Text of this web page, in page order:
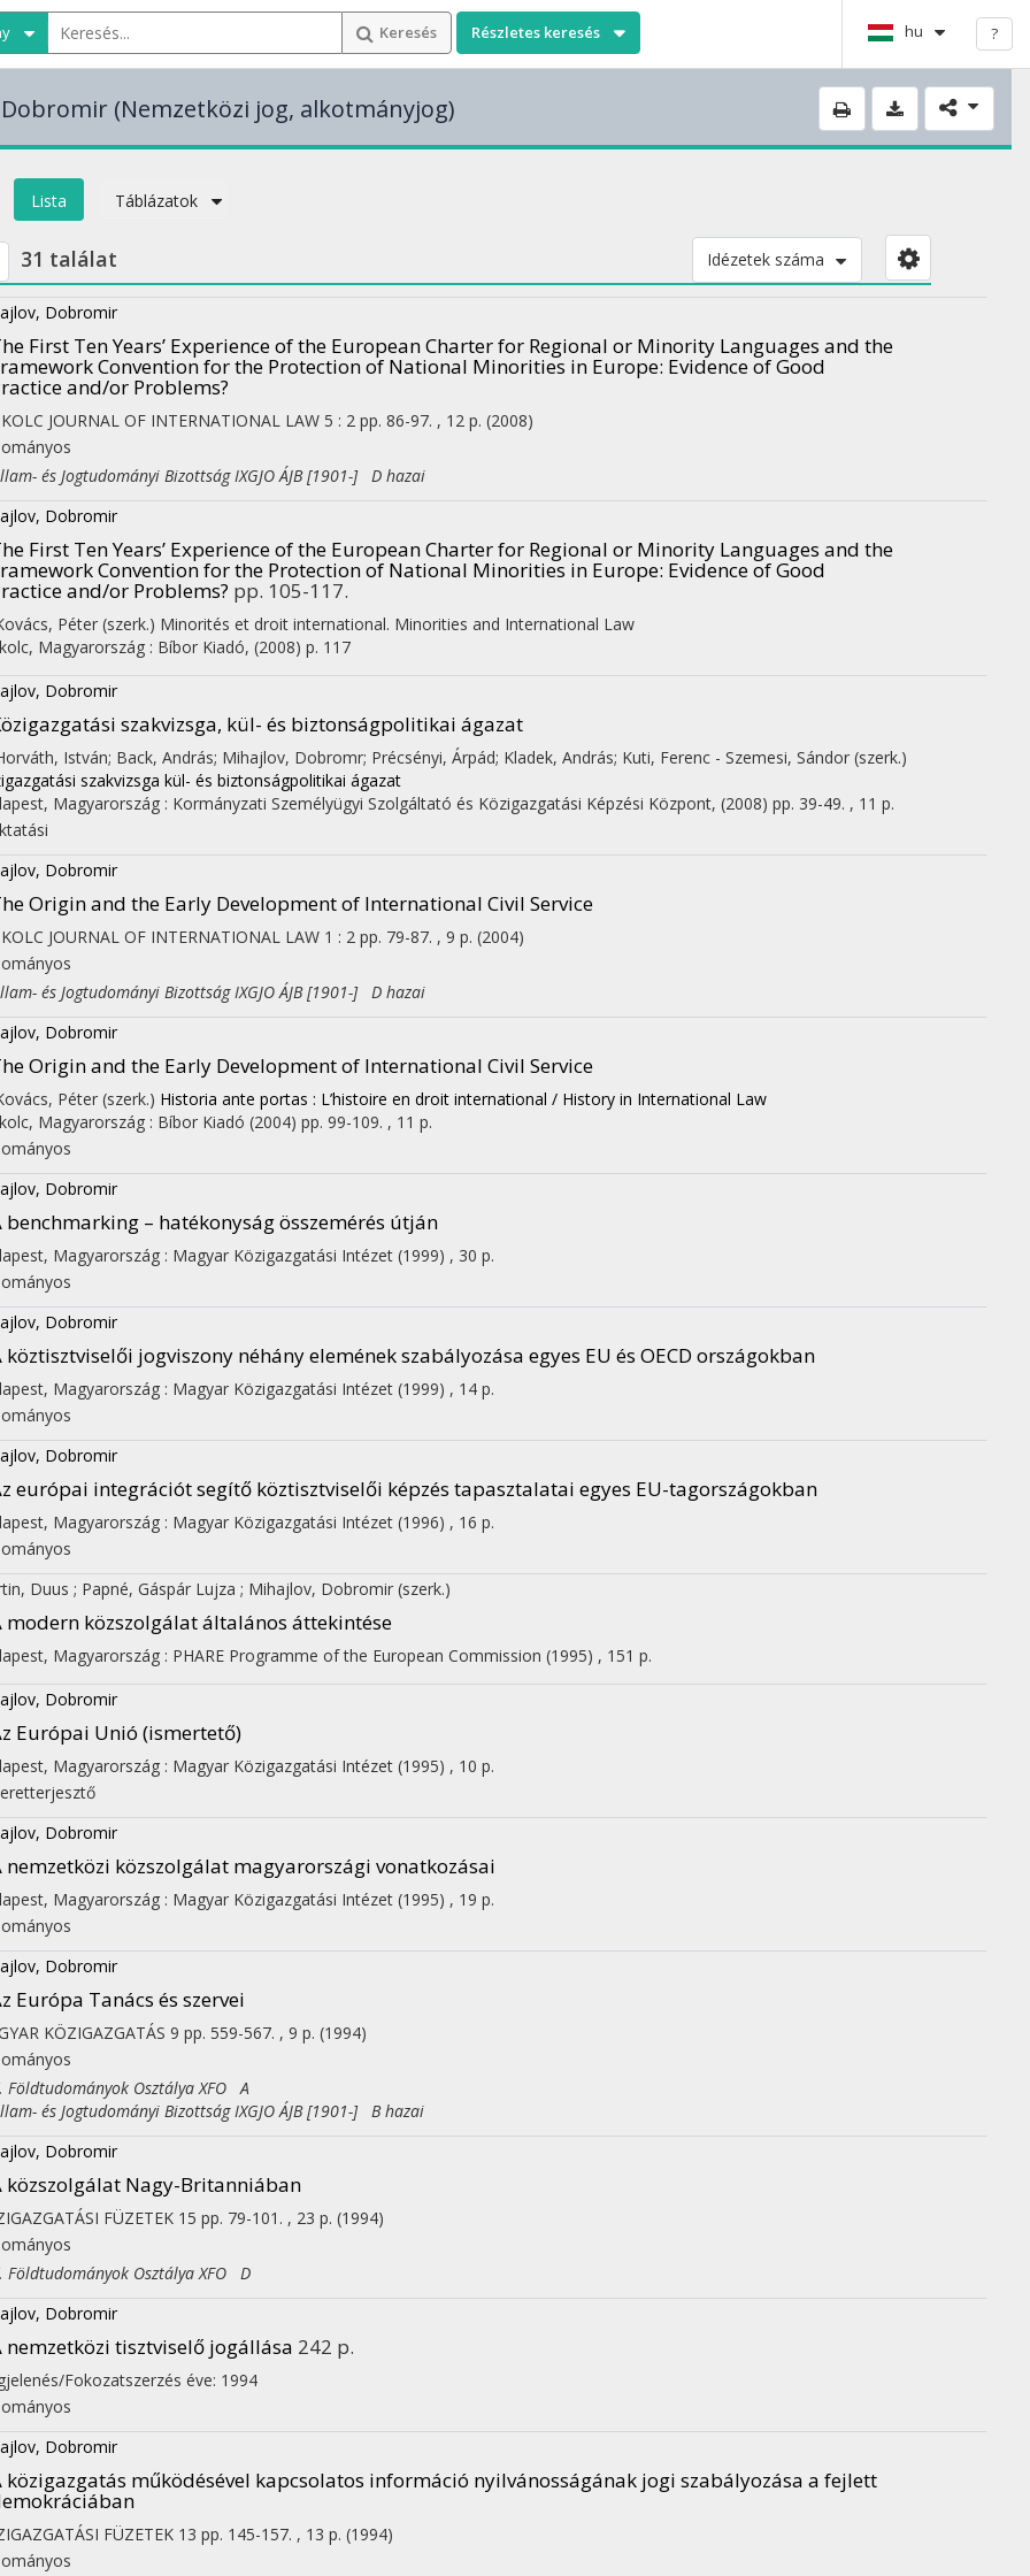
Keresés Részletes keresés hu ?
(Nemzetközi jog, alkotmányjog)
Lista Táblázatok
31 találat Idézetek száma
Dobromir
First Ten Years’ Experience of the European Charter for Regional or Minority Languages and the
Convention for the Protection of National Minorities in Europe: Evidence of Good
and/or Problems?
JOURNAL OF INTERNATIONAL LAW 5 : 2 pp. 86-97. , 12 p. (2008)
és Jogtudományi Bizottság IXGJO ÁJB [1901-] D hazai
Dobromir
First Ten Years’ Experience of the European Charter for Regional or Minority Languages and the
Convention for the Protection of National Minorities in Europe: Evidence of Good
and/or Problems? pp. 105-117.
Péter (szerk.) Minorités et droit international. Minorities and International Law
Magyarország : Bíbor Kiadó, (2008) p. 117
Dobromir
szakvizsga, kül- és biztonságpolitikai ágazat
István; Back, András; Mihajlov, Dobromr; Précsényi, Árpád; Kladek, András; Kuti, Ferenc - Szemesi, Sándor (szerk.)
szakvizsga kül- és biztonságpolitikai ágazat
Magyarország : Kormányzati Személyügyi Szolgáltató és Közigazgatási Képzési Központ, (2008) pp. 39-49. , 11 p.
Dobromir
Origin and the Early Development of International Civil Service
JOURNAL OF INTERNATIONAL LAW 1 : 2 pp. 79-87. , 9 p. (2004)
és Jogtudományi Bizottság IXGJO ÁJB [1901-] D hazai
Dobromir
Origin and the Early Development of International Civil Service
Péter (szerk.) Historia ante portas : L’histoire en droit international / History in International Law
Magyarország : Bíbor Kiadó (2004) pp. 99-109. , 11 p.
Dobromir
benchmarking – hatékonyság összemérés útján
Magyarország : Magyar Közigazgatási Intézet (1999) , 30 p.
Dobromir
köztisztviselői jogviszony néhány elemének szabályozása egyes EU és OECD országokban
Magyarország : Magyar Közigazgatási Intézet (1999) , 14 p.
Dobromir
európai integrációt segítő köztisztviselői képzés tapasztalatai egyes EU-tagországokban
Magyarország : Magyar Közigazgatási Intézet (1996) , 16 p.
Duus ; Papné, Gáspár Lujza ; Mihajlov, Dobromir (szerk.)
modern közszolgálat általános áttekintése
Magyarország : PHARE Programme of the European Commission (1995) , 151 p.
Dobromir
Európai Unió (ismertető)
Magyarország : Magyar Közigazgatási Intézet (1995) , 10 p.
Dobromir
nemzetközi közszolgálat magyarországi vonatkozásai
Magyarország : Magyar Közigazgatási Intézet (1995) , 19 p.
Dobromir
Európa Tanács és szervei
KÖZIGAZGATÁS 9 pp. 559-567. , 9 p. (1994)
Osztálya XFO A
és Jogtudományi Bizottság IXGJO ÁJB [1901-] B hazai
Dobromir
közszolgálat Nagy-Britanniában
FÜZETEK 15 pp. 79-101. , 23 p. (1994)
Osztálya XFO D
Dobromir
nemzetközi tisztviselő jogállása 242 p.
Fokozatszerzés éve: 1994
Dobromir
közigazgatás működésével kapcsolatos információ nyilvánosságának jogi szabályozása a fejlett
FÜZETEK 13 pp. 145-157. , 13 p. (1994)